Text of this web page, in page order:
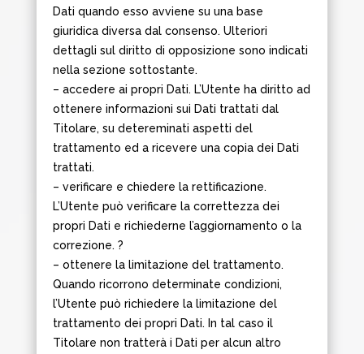
Dati quando esso avviene su una base
giuridica diversa dal consenso. Ulteriori
dettagli sul diritto di opposizione sono indicati
nella sezione sottostante.
– accedere ai propri Dati. L’Utente ha diritto ad
ottenere informazioni sui Dati trattati dal
Titolare, su detereminati aspetti del
trattamento ed a ricevere una copia dei Dati
trattati.
– verificare e chiedere la rettificazione.
L’Utente può verificare la correttezza dei
propri Dati e richiederne l’aggiornamento o la
correzione. ?
– ottenere la limitazione del trattamento.
Quando ricorrono determinate condizioni,
l’Utente può richiedere la limitazione del
trattamento dei propri Dati. In tal caso il
Titolare non tratterà i Dati per alcun altro